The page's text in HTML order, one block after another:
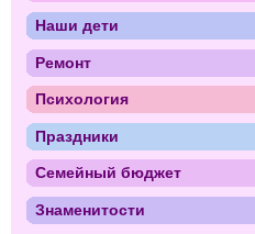
Наши дети
Ремонт
Психология
Праздники
Семейный бюджет
Знаменитости